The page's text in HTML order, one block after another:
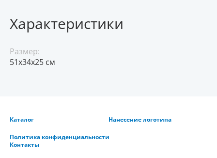
Характеристики
Размер:
51x34x25 см
Каталог Нанесение логотипа
Политика конфиденциальности
Контакты